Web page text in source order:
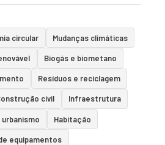
circular Mudanças climáticas
Biogás e biometano
Resíduos e reciclagem
civil Infraestrutura
urbanismo Habitação
equipamentos